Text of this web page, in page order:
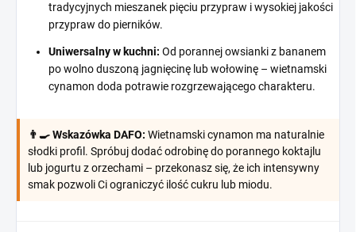
tradycyjnych mieszanek pięciu przypraw i wysokiej jakości
przypraw do pierników.
Uniwersalny w kuchni: Od porannej owsianki z bananem
po wolno duszoną jagnięcinę lub wołowinę – wietnamski
cynamon doda potrawie rozgrzewającego charakteru.
👨‍🍳 Wskazówka DAFO: Wietnamski cynamon ma naturalnie
słodki profil. Spróbuj dodać odrobinę do porannego koktajlu
lub jogurtu z orzechami – przekonasz się, że ich intensywny
smak pozwoli Ci ograniczyć ilość cukru lub miodu.